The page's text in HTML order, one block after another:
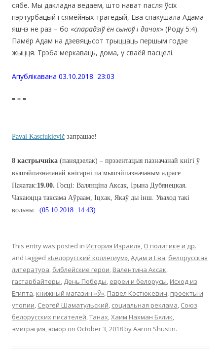
сябе. Мы дакладна ведаем, што нават пасля ўсіх
пэртурбацый і сямейных трагедый, Ева спакушала Адама
яшчэ не раз – бо «спарадзіў ён сыноў і дачок» (Роду 5:4).
Памёр Адам на дзевяцьсот трыццаць першым годзе
жыцця. Трэба меркаваць, дома, у сваёй пасцелі.
Апублiкавана 03.10.2018 23:03
* * *
Paval Kasciukievič запрашае!
8 кастрычніка (панядзелак) – прэзентацыя пазначанай кнігі ў
вышэйпазначанай кнігарні па мышэйпазначаным адрасе.
Пачатак:19.00. Госці: Валянціна Аксак, Ірына Дубянецкая.
Чакаюцца таксама Аўраам, Іцхак, Якаў ды інш. Уваход такі
вольны. (05.10.2018 14:43)
This entry was posted in История Израиля, О политике и др.
and tagged «Белорусский коллегиум»,Адам и Ева, белорусская
литература, библейские герои, Валентина Аксак,
гастарбайтеры, День Победы, евреи и белорусы, Исход из
Египта, книжный магазин «Ў», Павел Костюкевич, проекты и
утопии, Сергей Шаматульский, социальная реклама, Союз
белорусских писателей,Танах,Хаим Нахман Бялик,
эмиграция, юмор on October 3, 2018 byAaron Shustin.